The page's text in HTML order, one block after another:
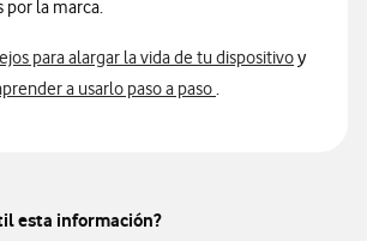
por la marca.
para alargar la vida de tu dispositivoy
a usarlo paso a paso.
esta información?